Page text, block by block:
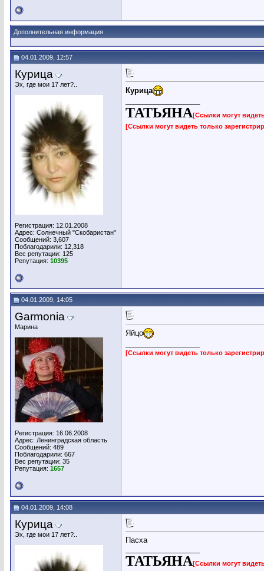
Дополнительная информация
04.01.2009, 12:57
Курица
Эх, где мои 17 лет?..
Регистрация: 12.01.2008
Адрес: Солнечный "Скобаристан"
Сообщений: 3,607
Поблагодарили: 12,318
Вес репутации: 125
Репутация: 10395
Курица
ТАТЬЯНА[Ссылки могут
[Ссылки могут видеть только
04.01.2009, 14:05
Garmonia
Марина
Регистрация: 16.06.2008
Адрес: Ленинградская область
Сообщений: 489
Поблагодарили: 667
Вес репутации: 35
Репутация: 1657
Яйцо
[Ссылки могут видеть только
04.01.2009, 14:08
Курица
Эх, где мои 17 лет?..
Пасха
ТАТЬЯНА[Ссылки могут